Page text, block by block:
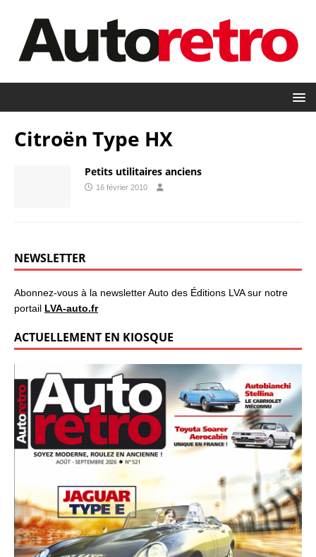
Citroën Type HX
Petits utilitaires anciens
16 février 2010
NEWSLETTER
Abonnez-vous à la newsletter Auto des Éditions LVA sur notre
portail LVA-auto.fr
ACTUELLEMENT EN KIOSQUE